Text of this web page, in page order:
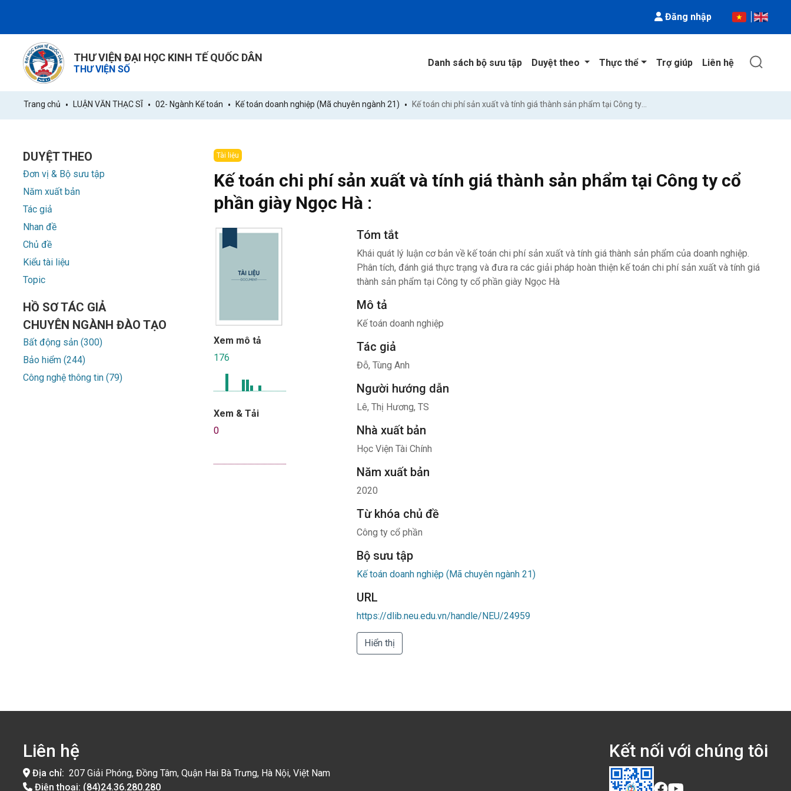
Đăng nhập
THƯ VIỆN ĐẠI HỌC KINH TẾ QUỐC DÂN
THƯ VIỆN SỐ
Danh sách bộ sưu tập Duyệt theo Thực thể Trợ giúp Liên hệ
Trang chủ LUẬN VĂN THẠC SĨ 02- Ngành Kế toán Kế toán doanh nghiệp (Mã chuyên ngành 21)
DUYỆT THEO
Đơn vị & Bộ sưu tập
Năm xuất bản
Tác giả
Nhan đề
Chủ đề
Kiểu tài liệu
Topic
HỒ SƠ TÁC GIẢ
CHUYÊN NGÀNH ĐÀO TẠO
Bất động sản (300)
Bảo hiểm (244)
Công nghệ thông tin (79)
Tài liệu
Kế toán chi phí sản xuất và tính giá thành sản phẩm tại Công ty cổ
phần giày Ngọc Hà :
Xem mô tả
176
Xem & Tải
0
Tóm tắt
Khái quát lý luận cơ bản về kế toán chi phí sản xuất và tính giá thành sản phẩm của doanh nghiệp.
Phân tích, đánh giá thực trạng và đưa ra các giải pháp hoàn thiện kế toán chi phí sản xuất và tính giá
thành sản phẩm tại Công ty cổ phần giày Ngọc Hà
Mô tả
Kế toán doanh nghiệp
Tác giả
Đỗ, Tùng Anh
Người hướng dẫn
Lê, Thị Hương, TS
Nhà xuất bản
Học Viện Tài Chính
Năm xuất bản
2020
Từ khóa chủ đề
Công ty cổ phần
Bộ sưu tập
Kế toán doanh nghiệp (Mã chuyên ngành 21)
URL
https://dlib.neu.edu.vn/handle/NEU/24959
Hiển thị
Liên hệ
Địa chỉ: 207 Giải Phóng, Đồng Tâm, Quận Hai Bà Trưng, Hà Nội, Việt Nam
Điện thoại: (84)24.36.280.280
Kết nối với chúng tôi